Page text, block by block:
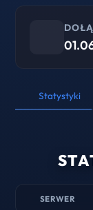
Statystyki
SERWER